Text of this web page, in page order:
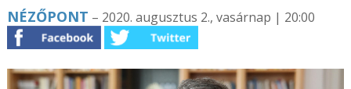
NÉZŐPONT – 2020. augusztus 2., vasárnap | 20:00